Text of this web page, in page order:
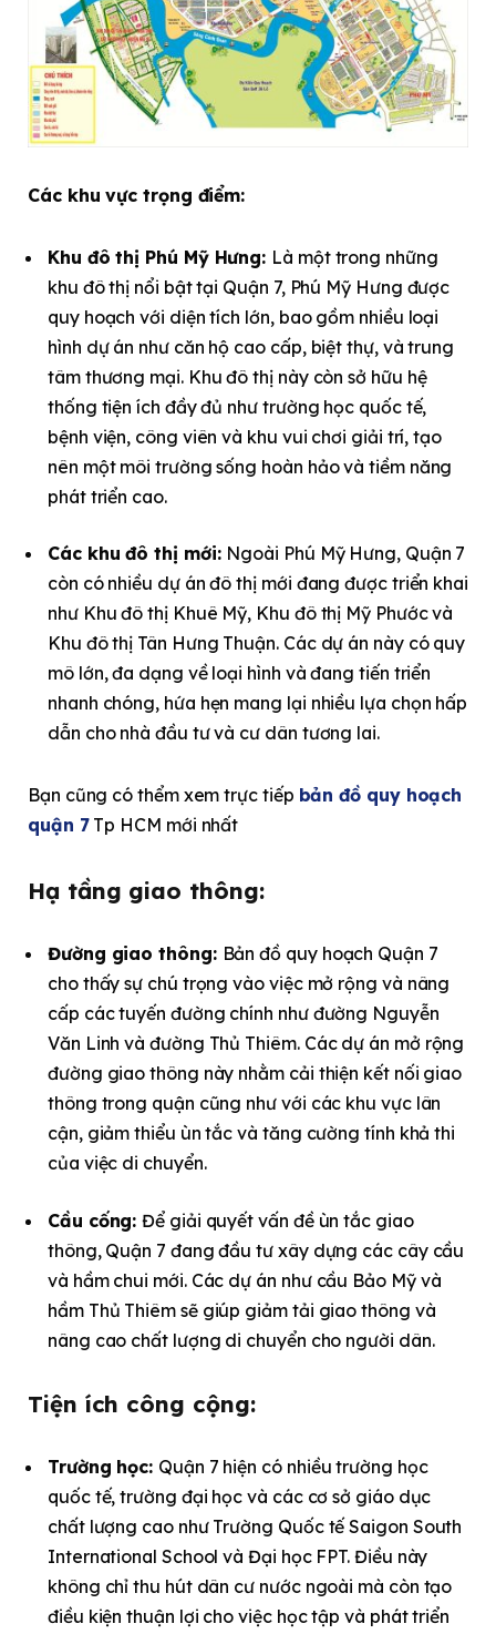
Các khu vực trọng điểm:
Khu đô thị Phú Mỹ Hưng: Là một trong những
khu đô thị nổi bật tại Quận 7, Phú Mỹ Hưng được
quy hoạch với diện tích lớn, bao gồm nhiều loại
hình dự án như căn hộ cao cấp, biệt thự, và trung
tâm thương mại. Khu đô thị này còn sở hữu hệ
thống tiện ích đầy đủ như trường học quốc tế,
bệnh viện, công viên và khu vui chơi giải trí, tạo
nên một môi trường sống hoàn hảo và tiềm năng
phát triển cao.
Các khu đô thị mới: Ngoài Phú Mỹ Hưng, Quận 7
còn có nhiều dự án đô thị mới đang được triển khai
như Khu đô thị Khuê Mỹ, Khu đô thị Mỹ Phước và
Khu đô thị Tân Hưng Thuận. Các dự án này có quy
mô lớn, đa dạng về loại hình và đang tiến triển
nhanh chóng, hứa hẹn mang lại nhiều lựa chọn hấp
dẫn cho nhà đầu tư và cư dân tương lai.
Bạn cũng có thểm xem trực tiếp bản đồ quy hoạch
quận 7Tp HCM mới nhất
Hạ tầng giao thông:
Đường giao thông: Bản đồ quy hoạch Quận 7
cho thấy sự chú trọng vào việc mở rộng và nâng
cấp các tuyến đường chính như đường Nguyễn
Văn Linh và đường Thủ Thiêm. Các dự án mở rộng
đường giao thông này nhằm cải thiện kết nối giao
thông trong quận cũng như với các khu vực lân
cận, giảm thiểu ùn tắc và tăng cường tính khả thi
của việc di chuyển.
Cầu cống:Để giải quyết vấn đề ùn tắc giao
thông, Quận 7 đang đầu tư xây dựng các cây cầu
và hầm chui mới. Các dự án như cầu Bảo Mỹ và
hầm Thủ Thiêm sẽ giúp giảm tải giao thông và
nâng cao chất lượng di chuyển cho người dân.
Tiện ích công cộng:
Trường học: Quận 7 hiện có nhiều trường học
quốc tế, trường đại học và các cơ sở giáo dục
chất lượng cao như Trường Quốc tế Saigon South
International School và Đại học FPT. Điều này
không chỉ thu hút dân cư nước ngoài mà còn tạo
điều kiện thuận lợi cho việc học tập và phát triển